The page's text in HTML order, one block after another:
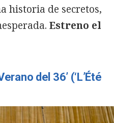
historia de secretos,
Estreno el
del 36’ (‘L’Été